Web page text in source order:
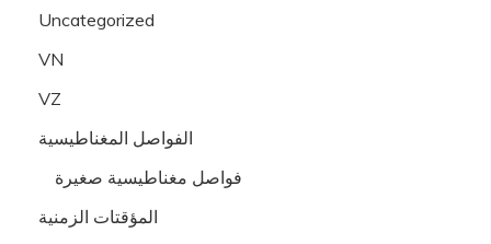
Uncategorized
VN
VZ
الفواصل المغناطيسية
فواصل مغناطيسية صغيرة
المؤقتات الزمنية